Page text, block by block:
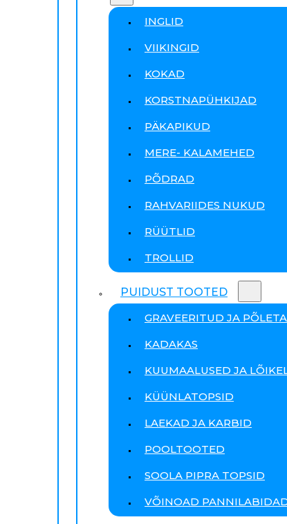
INGLID
VIIKINGID
KOKAD
KORSTNAPÜHKIJAD
PÄKAPIKUD
MERE- KALAMEHED
PÕDRAD
RAHVARIIDES NUKUD
RÜÜTLID
TROLLID
PUIDUST TOOTED
GRAVEERITUD JA
KADAKAS
KUUMAALUSED JA
KÜÜNLATOPSID
LAEKAD JA KARBID
POOLTOOTED
SOOLA PIPRA TOPSID
VÕINOAD